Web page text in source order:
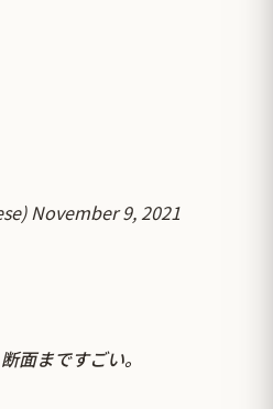
November 9, 2021
面まですごい。